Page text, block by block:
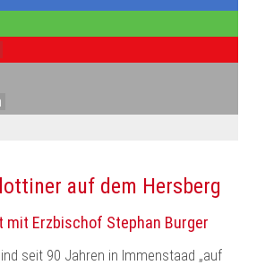
auf dem Hersberg
Erzbischof Stephan Burger
seit 90 Jahren in Immenstaad „auf